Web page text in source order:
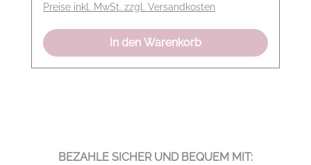
Preise inkl. MwSt. zzgl. Versandkosten
In den Warenkorb
BEZAHLE SICHER UND BEQUEM MIT: